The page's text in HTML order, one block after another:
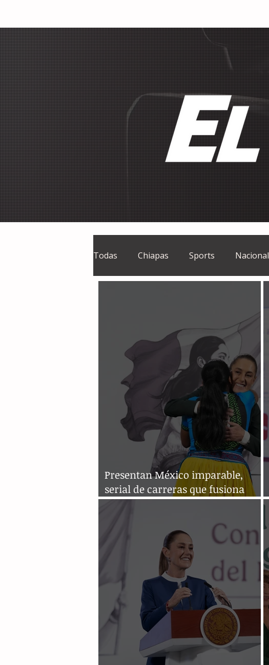
Todas Chiapas Sports Nacional
Grupo Financiero Continental
Presentan México imparable,
serial de carreras que fusiona
deporte e identidad cultural